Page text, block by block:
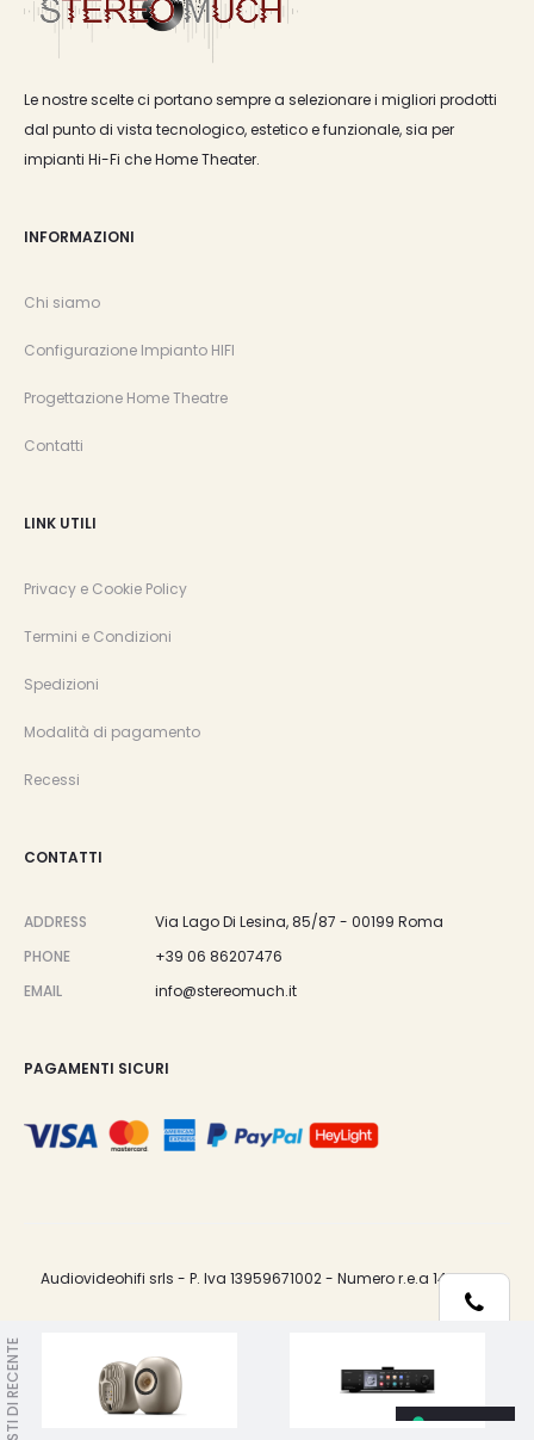
VISTI DI RECENTE
Le nostre scelte ci portano sempre a selezionare i migliori prodotti
dal punto di vista tecnologico, estetico e funzionale, sia per
impianti Hi-Fi che Home Theater.
INFORMAZIONI
Chi siamo
Configurazione Impianto HIFI
Progettazione Home Theatre
Contatti
LINK UTILI
Privacy e Cookie Policy
Termini e Condizioni
Spedizioni
Modalità di pagamento
Recessi
CONTATTI
ADDRESS
Via Lago Di Lesina, 85/87 - 00199 Roma
PHONE
+39 06 86207476
EMAIL
info@stereomuch.it
PAGAMENTI SICURI
Audiovideohifi srls - P. Iva 13959671002 - Numero r.e.a 1487033.
Le tue preferenze relative alla privacy